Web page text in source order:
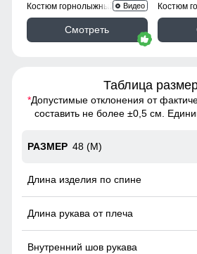
Костюм горнолыжный
02412Bl
Видео
Смотреть
Костюм
02412TS
Таблица
*Допустимые отклонения от
составить не более ±0,5 см.
48 (M)